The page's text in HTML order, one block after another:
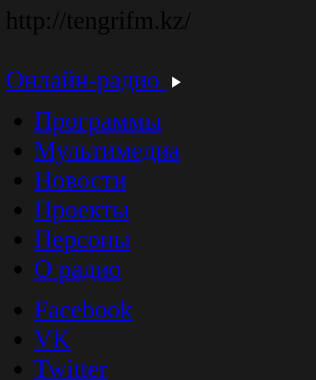
http://tengrifm.kz/
Онлайн-радио
Программы
Мультимедиа
Новости
Проекты
Персоны
О радио
Facebook
VK
Twitter